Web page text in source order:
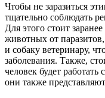
Чтобы не заразиться
тщательно соблюдать
Для этого стоит
животных от
и собаку ветеринару,
заболевания. Также,
человек будет
они также